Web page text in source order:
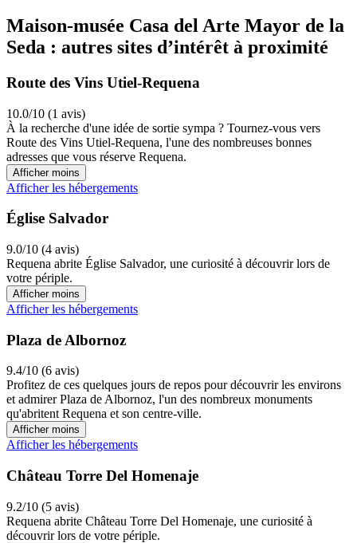
Maison-musée Casa del Arte Mayor de la
Seda : autres sites d’intérêt à proximité
Route des Vins Utiel-Requena
10.0/10 (1 avis)
À la recherche d'une idée de sortie sympa ? Tournez-vous vers
Route des Vins Utiel-Requena, l'une des nombreuses bonnes
adresses que vous réserve Requena.
Afficher moins
Afficher les hébergements
Église Salvador
9.0/10 (4 avis)
Requena abrite Église Salvador, une curiosité à découvrir lors de
votre périple.
Afficher moins
Afficher les hébergements
Plaza de Albornoz
9.4/10 (6 avis)
Profitez de ces quelques jours de repos pour découvrir les environs
et admirer Plaza de Albornoz, l'un des nombreux monuments
qu'abritent Requena et son centre-ville.
Afficher moins
Afficher les hébergements
Château Torre Del Homenaje
9.2/10 (5 avis)
Requena abrite Château Torre Del Homenaje, une curiosité à
découvrir lors de votre périple.